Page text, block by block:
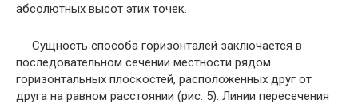
абсолютных высот этих точек.
Сущность способа горизонталей заключается в
последовательном сечении местности рядом
горизонтальных плоскостей, расположенных друг от
друга на равном расстоянии (рис. 5). Линии пересечения